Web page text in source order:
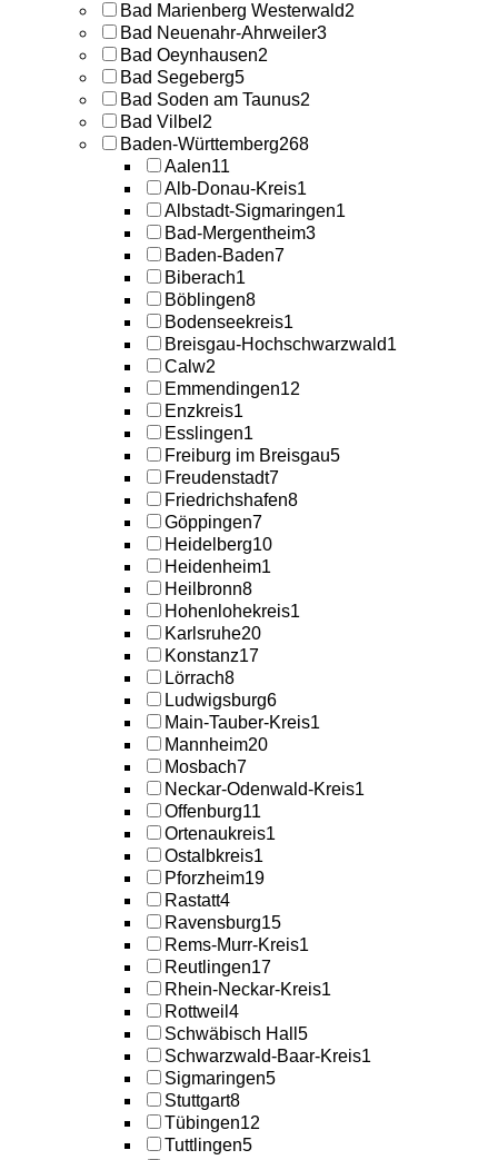
Bad Marienberg Westerwald2
Bad Neuenahr-Ahrweiler3
Bad Oeynhausen2
Bad Segeberg5
Bad Soden am Taunus2
Bad Vilbel 2
Baden-Württemberg268
Aalen11
Alb-Donau-Kreis1
Albstadt-Sigmaringen1
Bad-Mergentheim3
Baden-Baden7
Biberach1
Böblingen8
Bodenseekreis1
Breisgau-Hochschwarzwald1
Calw2
Emmendingen12
Enzkreis1
Esslingen1
Freiburg im Breisgau5
Freudenstadt7
Friedrichshafen8
Göppingen7
Heidelberg10
Heidenheim1
Heilbronn8
Hohenlohekreis1
Karlsruhe20
Konstanz17
Lörrach8
Ludwigsburg6
Main-Tauber-Kreis1
Mannheim20
Mosbach7
Neckar-Odenwald-Kreis1
Offenburg11
Ortenaukreis1
Ostalbkreis1
Pforzheim19
Rastatt4
Ravensburg15
Rems-Murr-Kreis1
Reutlingen17
Rhein-Neckar-Kreis1
Rottweil 4
Schwäbisch Hall 5
Schwarzwald-Baar-Kreis1
Sigmaringen5
Stuttgart8
Tübingen12
Tuttlingen5